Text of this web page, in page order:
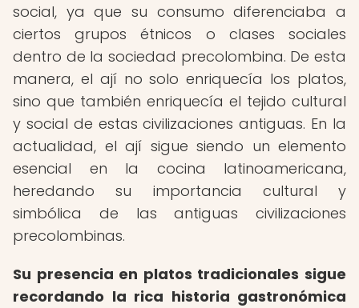
social, ya que su consumo diferenciaba a
ciertos grupos étnicos o clases sociales
dentro de la sociedad precolombina. De esta
manera, el ají no solo enriquecía los platos,
sino que también enriquecía el tejido cultural
y social de estas civilizaciones antiguas. En la
actualidad, el ají sigue siendo un elemento
esencial en la cocina latinoamericana,
heredando su importancia cultural y
simbólica de las antiguas civilizaciones
precolombinas.
Su presencia en platos tradicionales sigue
recordando la rica historia gastronómica